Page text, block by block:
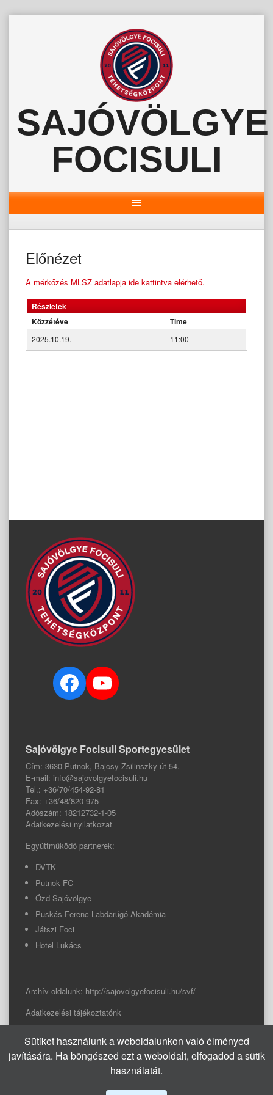
SAJÓVÖLGYE
FOCISULI
Előnézet
A mérkőzés MLSZ adatlapja ide kattintva elérhető.
Részletek
Közzétéve
Time
2025.10.19. 11:00
Facebook
YouTube
Sajóvölgye Focisuli Sportegyesület
Cím: 3630 Putnok, Bajcsy-Zsilinszky út 54.
E-mail: info@sajovolgyefocisuli.hu
Tel.: +36/70/454-92-81
Fax: +36/48/820-975
Adószám: 18212732-1-05
Adatkezelési nyilatkozat
Együttműködő partnerek:
DVTK
Putnok FC
Ózd-Sajóvölgye
Puskás Ferenc Labdarúgó Akadémia
Játszi Foci
Hotel Lukács
Archív oldalunk: http://sajovolgyefocisuli.hu/svf/
Adatkezelési tájékoztatónk
© 2026 Sajóvölgye Focisuli
info@sajovolgyefocisuli.hu
Sütiket használunk a weboldalunkon való élményed
javítására. Ha böngészed ezt a weboldalt, elfogadod a sütik
használatát.